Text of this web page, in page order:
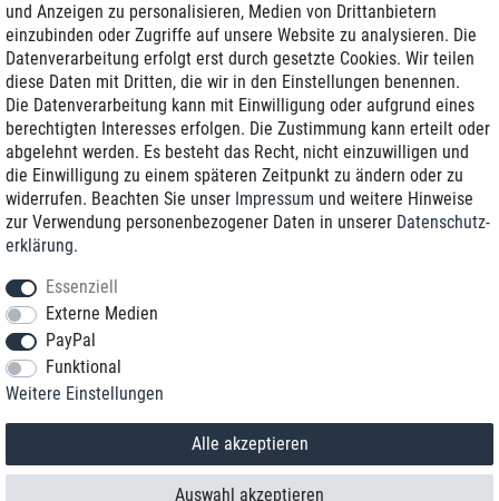
Zustellung am nächsten Werktag
Günstiger Versand
Generalüberholt mit Garantie
+49 8989 96160*
*Sie erreichen uns zum Ortstarif von Montag bis Freitag von 9 Uhr - 18 Uhr.
© 2018 TOP TEN Computervertrieb GmbH
und Anzeigen zu personalisieren, Medien von Drittanbietern
einzubinden oder Zugriffe auf unsere Website zu analysieren. Die
Datenverarbeitung erfolgt erst durch gesetzte Cookies. Wir teilen
diese Daten mit Dritten, die wir in den Einstellungen benennen.
Die Datenverarbeitung kann mit Einwilligung oder aufgrund eines
berechtigten Interesses erfolgen. Die Zustimmung kann erteilt oder
abgelehnt werden. Es besteht das Recht, nicht einzuwilligen und
die Einwilligung zu einem späteren Zeitpunkt zu ändern oder zu
widerrufen. Beachten Sie unser Impressum und weitere Hinweise
zur Verwendung personenbezogener Daten in unserer Daten­schutz­
erklärung.
Essenziell
Externe Medien
PayPal
Funktional
Weitere Einstellungen
Alle akzeptieren
Auswahl akzeptieren